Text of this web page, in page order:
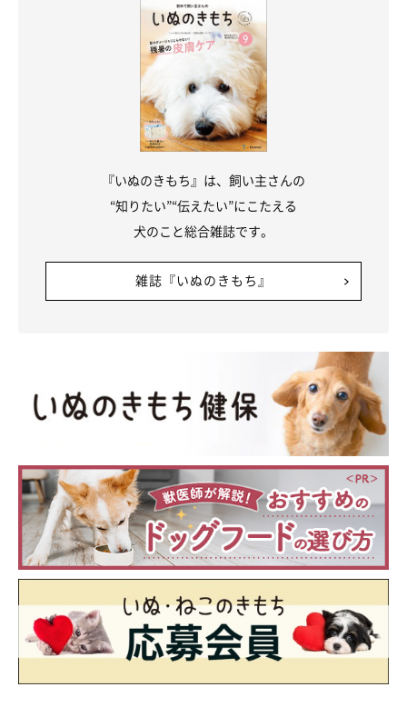
『いぬのきもち』は、飼い主さんの
“知りたい”“伝えたい”にこたえる
犬のこと総合雑誌です。
雑誌『いぬのきもち』